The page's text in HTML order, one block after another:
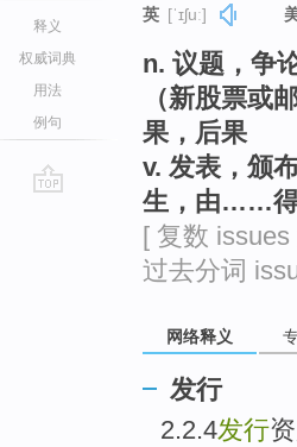
释义
权威词典
用法
例句
英 [ˈɪʃuː]
n. 议题，争
（新股票或
果，后果
v. 发表，颁
生，由……
[ 复数
过去分词
网络释义
发行
2.2.4发行